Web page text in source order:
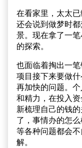
在看家里，太太
还会说到做梦时
景。现在拿了一
的探索。
也面临着掏出一
项目接下来要做
再加快的问题。
和精力，在投入
新梳理自己的钱
了，事情办的怎
等各种问题都会
解。